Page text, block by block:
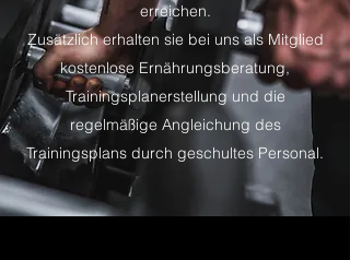
erreichen.
Zusätzlich erhalten sie bei uns als Mitglied
kostenlose Ernährungsberatung,
Trainingsplanerstellung und die
regelmäßige Angleichung des
Trainingsplans durch geschultes Personal.